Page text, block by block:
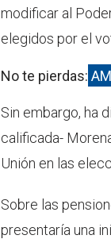
modificar al
elegidos por el
No te pierdas:
Sin embargo, ha
calificada-
Unión en las
Sobre las
presentaría una